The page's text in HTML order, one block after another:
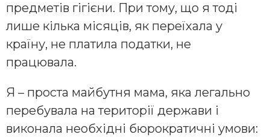
предметів гігієни. При тому, що я тоді
лише кілька місяців, як переїхала у
країну, не платила податки, не
працювала.
Я – проста майбутня мама, яка легально
перебувала на території держави і
виконала необхідні бюрократичні умови: